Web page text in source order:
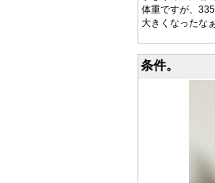
体重ですが、
大きくなったな
条件。